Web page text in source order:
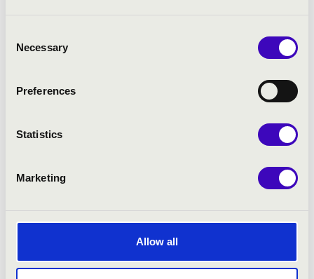
Selection
Necessary
Preferences
Statistics
Marketing
Allow all